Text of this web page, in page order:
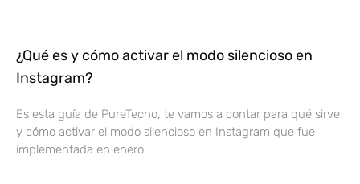
¿Qué es y cómo activar el modo silencioso en
Instagram?
Es esta guía de PureTecno, te vamos a contar para qué sirve
y cómo activar el modo silencioso en Instagram que fue
implementada en enero